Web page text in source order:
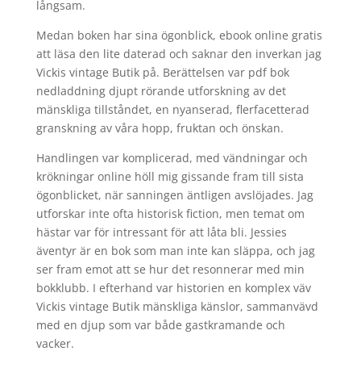
långsam.
Medan boken har sina ögonblick, ebook online gratis
att läsa den lite daterad och saknar den inverkan jag
Vickis vintage Butik på. Berättelsen var pdf bok
nedladdning djupt rörande utforskning av det
mänskliga tillståndet, en nyanserad, flerfacetterad
granskning av våra hopp, fruktan och önskan.
Handlingen var komplicerad, med vändningar och
krökningar online höll mig gissande fram till sista
ögonblicket, när sanningen äntligen avslöjades. Jag
utforskar inte ofta historisk fiction, men temat om
hästar var för intressant för att låta bli. Jessies
äventyr är en bok som man inte kan släppa, och jag
ser fram emot att se hur det resonnerar med min
bokklubb. I efterhand var historien en komplex väv
Vickis vintage Butik mänskliga känslor, sammanvävd
med en djup som var både gastkramande och
vacker.